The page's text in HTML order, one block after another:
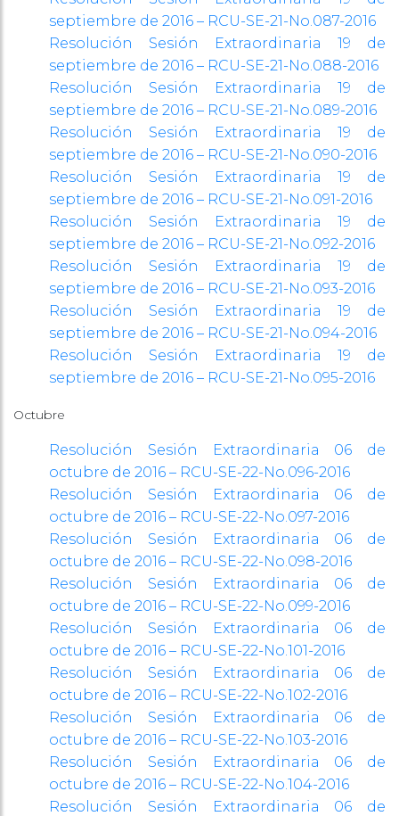
septiembre de 2016 – RCU-SE-21-No.087-2016
Resolución Sesión Extraordinaria 19 de
septiembre de 2016 – RCU-SE-21-No.088-2016
Resolución Sesión Extraordinaria 19 de
septiembre de 2016 – RCU-SE-21-No.089-2016
Resolución Sesión Extraordinaria 19 de
septiembre de 2016 – RCU-SE-21-No.090-2016
Resolución Sesión Extraordinaria 19 de
septiembre de 2016 – RCU-SE-21-No.091-2016
Resolución Sesión Extraordinaria 19 de
septiembre de 2016 – RCU-SE-21-No.092-2016
Resolución Sesión Extraordinaria 19 de
septiembre de 2016 – RCU-SE-21-No.093-2016
Resolución Sesión Extraordinaria 19 de
septiembre de 2016 – RCU-SE-21-No.094-2016
Resolución Sesión Extraordinaria 19 de
septiembre de 2016 – RCU-SE-21-No.095-2016
Octubre
Resolución Sesión Extraordinaria 06 de
octubre de 2016 – RCU-SE-22-No.096-2016
Resolución Sesión Extraordinaria 06 de
octubre de 2016 – RCU-SE-22-No.097-2016
Resolución Sesión Extraordinaria 06 de
octubre de 2016 – RCU-SE-22-No.098-2016
Resolución Sesión Extraordinaria 06 de
octubre de 2016 – RCU-SE-22-No.099-2016
Resolución Sesión Extraordinaria 06 de
octubre de 2016 – RCU-SE-22-No.101-2016
Resolución Sesión Extraordinaria 06 de
octubre de 2016 – RCU-SE-22-No.102-2016
Resolución Sesión Extraordinaria 06 de
octubre de 2016 – RCU-SE-22-No.103-2016
Resolución Sesión Extraordinaria 06 de
octubre de 2016 – RCU-SE-22-No.104-2016
Resolución Sesión Extraordinaria 06 de